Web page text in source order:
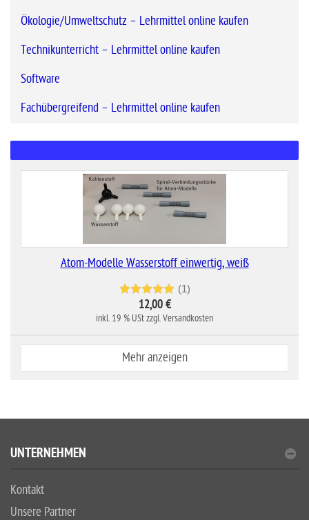
Ökologie/Umweltschutz – Lehrmittel online kaufen
Technikunterricht – Lehrmittel online kaufen
Software
Fachübergreifend – Lehrmittel online kaufen
Atom-Modelle Wasserstoff einwertig, weiß
(1)
12,00 €
inkl. 19 % USt zzgl. Versandkosten
Mehr anzeigen
UNTERNEHMEN
Kontakt
Unsere Partner